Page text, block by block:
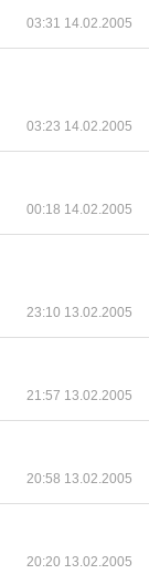
03:31 14.02.2005
03:23 14.02.2005
00:18 14.02.2005
23:10 13.02.2005
21:57 13.02.2005
20:58 13.02.2005
20:20 13.02.2005